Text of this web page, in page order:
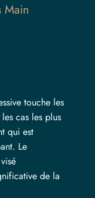
Main
touche les
cas les plus
qui est
Le
de la